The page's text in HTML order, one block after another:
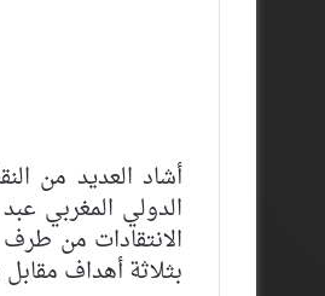
أشاد العديد من
الدولي المغربي
الانتقادات من طرف
بثلاثة أهداف